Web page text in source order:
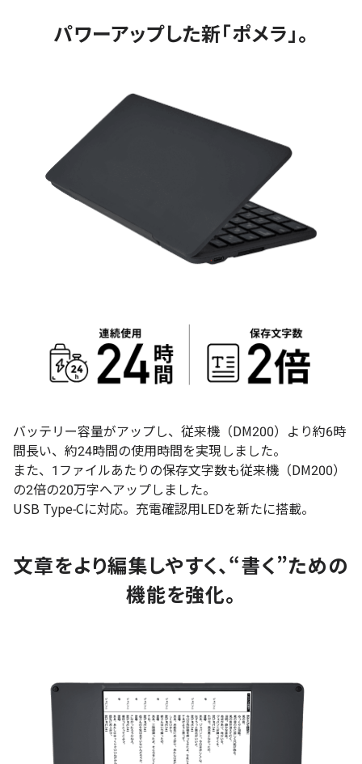
パワーアップした新｢ポメラ｣。
バッテリー容量がアップし、従来機（DM200）より約6時
間長い、約24時間の使用時間を実現しました。
また、1ファイルあたりの保存文字数も従来機（DM200）
の2倍の20万字へアップしました。
USB Type-Cに対応。充電確認用LEDを新たに搭載。
文章をより編集しやすく、“書く”ための
機能を強化。